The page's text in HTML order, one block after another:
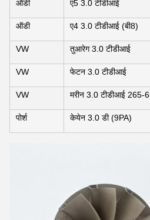
ऑडी ए5 3.0 टीडीआई
ऑडी ए4 3.0 टीडीआई (बी8)
VW तुआरेग 3.0 टीडीआई
VW फेटन 3.0 टीडीआई
VW मरीन 3.0 टीडीआई 265-6
पोर्श केयेन 3.0 डी (9PA)